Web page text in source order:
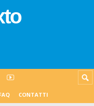
CONTATTI